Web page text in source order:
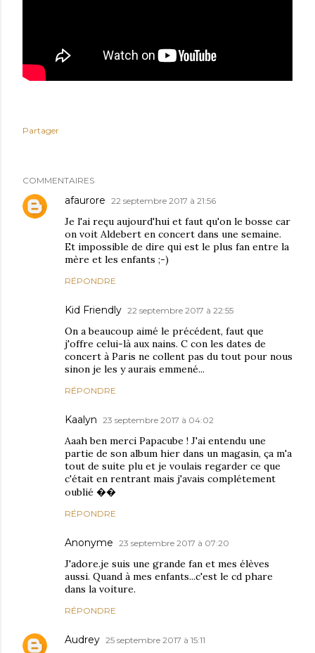
Partager
COMMENTAIRES
afaurore 22 septembre 2017 à 21:56
Je l'ai reçu aujourd'hui et faut qu'on le bosse car
on voit Aldebert en concert dans une semaine.
Et impossible de dire qui est le plus fan entre la
mère et les enfants ;-)
RÉPONDRE
Kid Friendly 22 septembre 2017 à 22:55
On a beaucoup aimé le précédent, faut que
j'offre celui-là aux nains. C con les dates de
concert à Paris ne collent pas du tout pour nous
sinon je les y aurais emmené...
RÉPONDRE
Kaalyn 23 septembre 2017 à 04:02
Aaah ben merci Papacube ! J'ai entendu une
partie de son album hier dans un magasin, ça m'a
tout de suite plu et je voulais regarder ce que
c'était en rentrant mais j'avais complétement
oublié ��
RÉPONDRE
Anonyme 23 septembre 2017 à 07:20
J'adore.je suis une grande fan et mes élèves
aussi. Quand à mes enfants...c'est le cd phare
dans la voiture.
RÉPONDRE
Audrey 25 septembre 2017 à 15:11